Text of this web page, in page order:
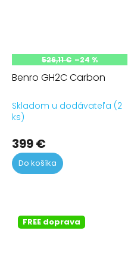
526,11 € –24 %
Benro GH2C Carbon
Skladom u dodávateľa (2
ks)
399 €
Do košíka
FREE doprava